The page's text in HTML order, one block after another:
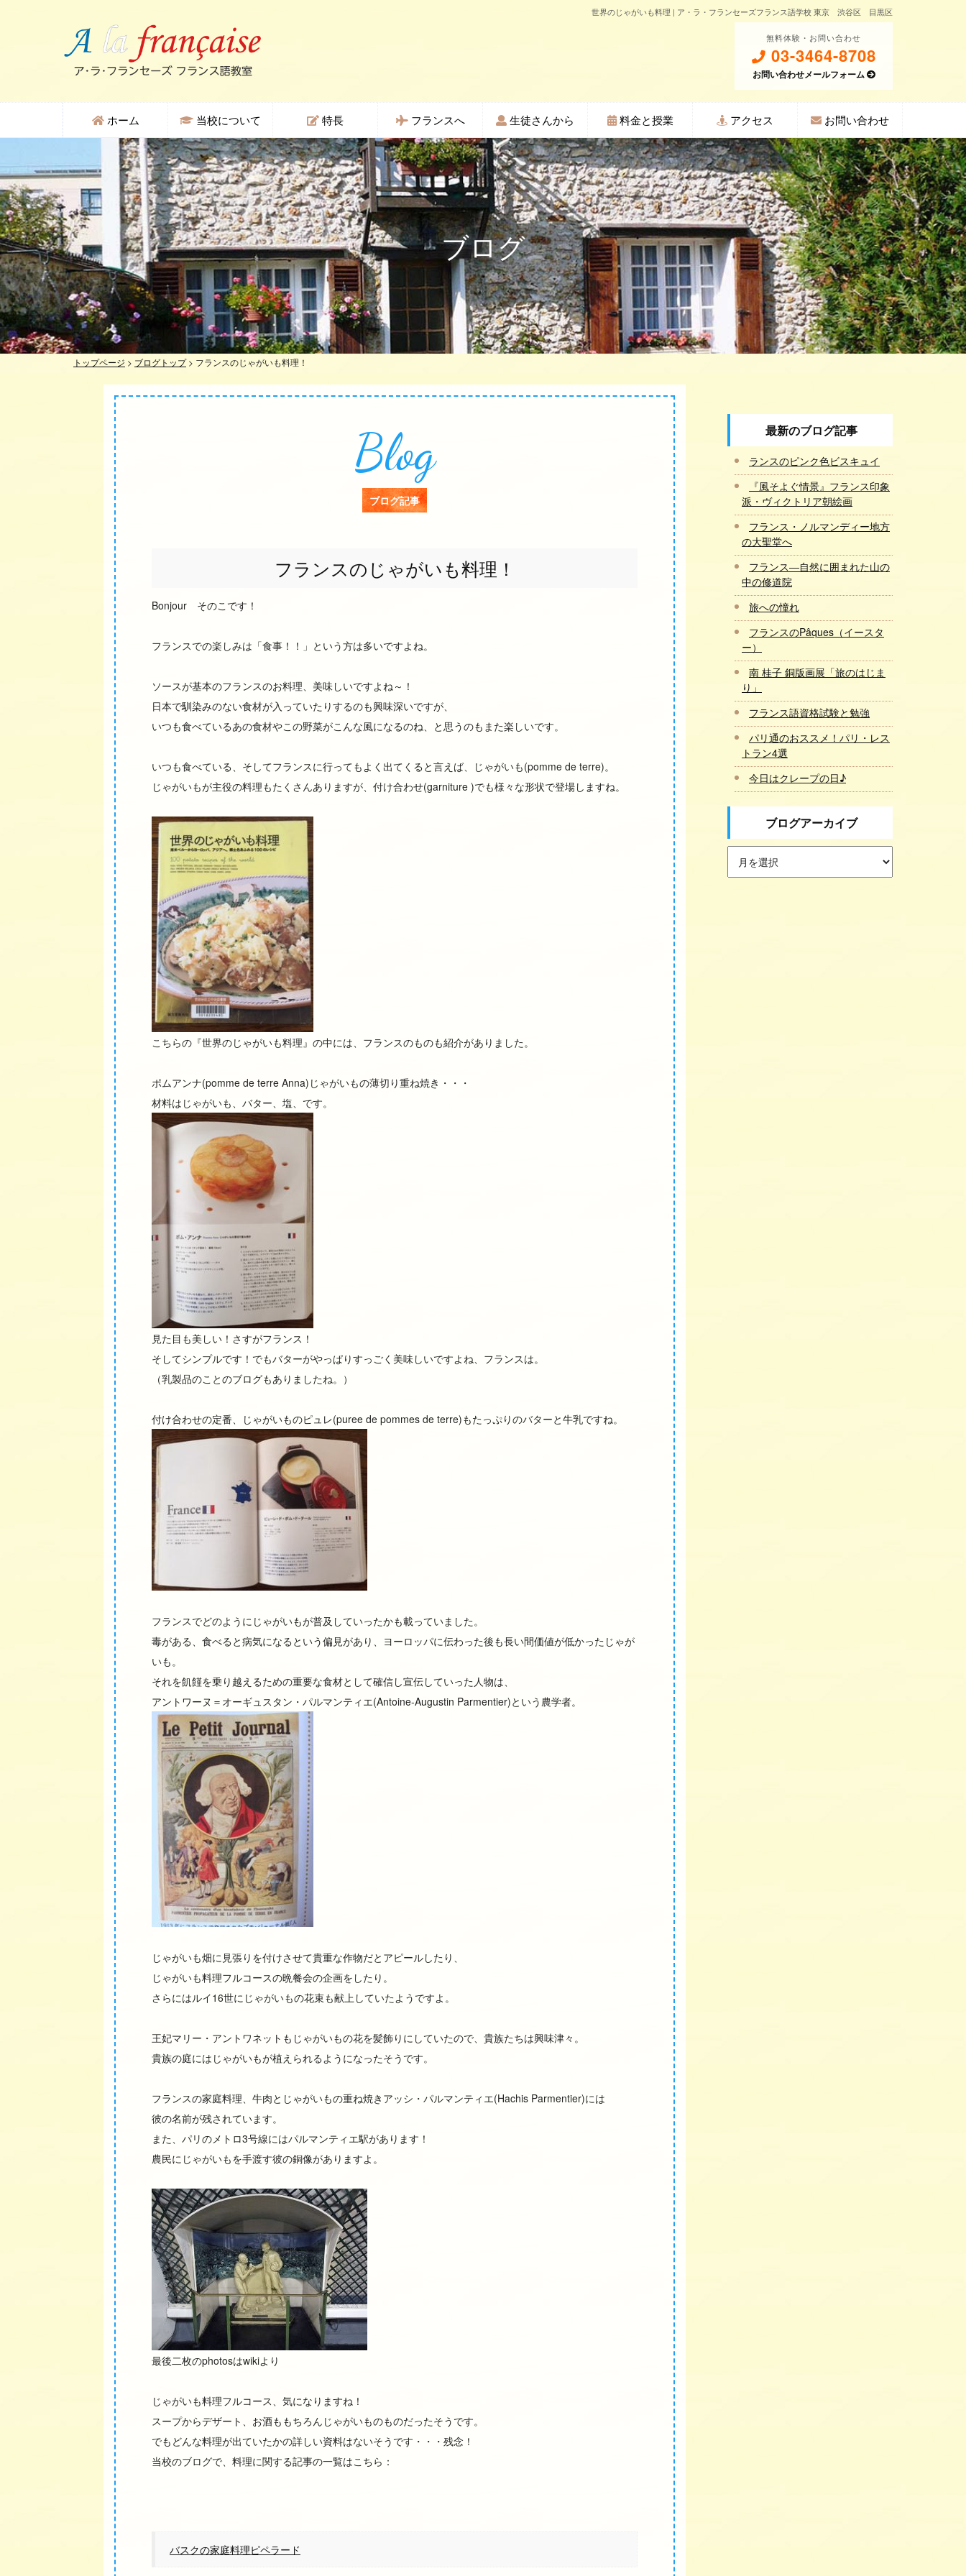
世界のじゃがいも料理 | ア・ラ・フランセーズフランス語学校 東京 渋谷区 目黒区
無料体験・お問い合わせ
03-3464-8708
お問い合わせメールフォーム
ホーム 当校について 特長 フランスへ 生徒さんから 料金と授業 アクセス お問い合わせ
ブログ
トップページ > ブログトップ> フランスのじゃがいも料理！
Blog
ブログ記事
フランスのじゃがいも料理！
Bonjour そのこです！
フランスでの楽しみは「食事！！」という方は多いですよね。
ソースが基本のフランスのお料理、美味しいですよね～！
日本で馴染みのない食材が入っていたりするのも興味深いですが、
いつも食べているあの食材やこの野菜がこんな風になるのね、と思うのもまた楽しいです。
いつも食べている、そしてフランスに行ってもよく出てくると言えば、じゃがいも(pomme de terre)。
じゃがいもが主役の料理もたくさんありますが、付け合わせ(garniture )でも様々な形状で登場しますね。
こちらの『世界のじゃがいも料理』の中には、フランスのものも紹介がありました。
ポムアンナ(pomme de terre Anna)じゃがいもの薄切り重ね焼き・・・
材料はじゃがいも、バター、塩、です。
見た目も美しい！さすがフランス！
そしてシンプルです！でもバターがやっぱりすっごく美味しいですよね、フランスは。
（乳製品のことのブログもありましたね。）
付け合わせの定番、じゃがいものピュレ(puree de pommes de terre)もたっぷりのバターと牛乳ですね。
フランスでどのようにじゃがいもが普及していったかも載っていました。
毒がある、食べると病気になるという偏見があり、ヨーロッパに伝わった後も長い間価値が低かったじゃが
いも。
それを飢饉を乗り越えるための重要な食材として確信し宣伝していった人物は、
アントワーヌ＝オーギュスタン・パルマンティエ(Antoine-Augustin Parmentier)という農学者。
じゃがいも畑に見張りを付けさせて貴重な作物だとアピールしたり、
じゃがいも料理フルコースの晩餐会の企画をしたり。
さらにはルイ16世にじゃがいもの花束も献上していたようですよ。
王妃マリー・アントワネットもじゃがいもの花を髪飾りにしていたので、貴族たちは興味津々。
貴族の庭にはじゃがいもが植えられるようになったそうです。
フランスの家庭料理、牛肉とじゃがいもの重ね焼きアッシ・パルマンティエ(Hachis Parmentier)には
彼の名前が残されています。
また、パリのメトロ3号線にはパルマンティエ駅があります！
農民にじゃがいもを手渡す彼の銅像がありますよ。
最後二枚のphotosはwikiより
じゃがいも料理フルコース、気になりますね！
スープからデザート、お酒ももちろんじゃがいものものだったそうです。
でもどんな料理が出ていたかの詳しい資料はないそうです・・・残念！
当校のブログで、料理に関する記事の一覧はこちら：
最新のブログ記事
ランスのピンク色ビスキュイ
『風そよぐ情景』フランス印象
派・ヴィクトリア朝絵画
フランス・ノルマンディー地方
の大聖堂へ
フランス―自然に囲まれた山の
中の修道院
旅への憧れ
フランスのPâques（イースタ
ー）
南 桂子 銅版画展「旅のはじま
り」
フランス語資格試験と勉強
パリ通のおススメ！パリ・レス
トラン4選
今日はクレープの日♪
ブログアーカイブ